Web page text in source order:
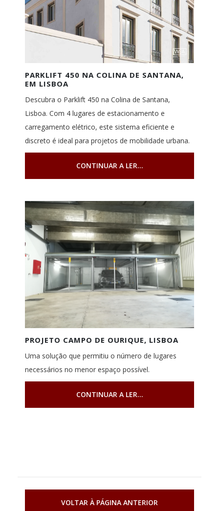
PARKLIFT 450 NA COLINA DE SANTANA,
EM LISBOA
Descubra o Parklift 450 na Colina de Santana,
Lisboa. Com 4 lugares de estacionamento e
carregamento elétrico, este sistema eficiente e
discreto é ideal para projetos de mobilidade urbana.
CONTINUAR A LER...
PROJETO CAMPO DE OURIQUE, LISBOA
Uma solução que permitiu o número de lugares
necessários no menor espaço possível.
CONTINUAR A LER...
VOLTAR À PÁGINA ANTERIOR